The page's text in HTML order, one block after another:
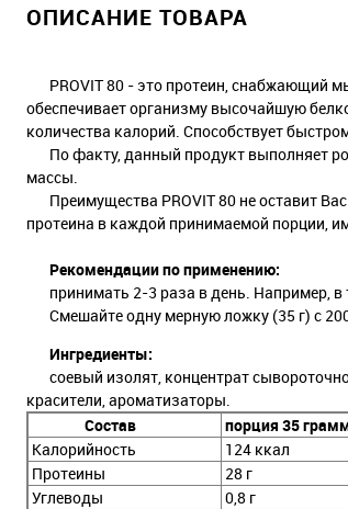
ОПИСАНИЕ ТОВАРА
PROVIT 80 - это протеин, снабжающий
обеспечивает организму высочайшую
количества калорий. Способствует
По факту, данный продукт выполняет
массы.
Преимущества PROVIT 80 не оставит
протеина в каждой принимаемой порции,
Рекомендации по применению:
принимать 2-3 раза в день. Например, в
Смешайте одну мерную ложку (35 г) с
Ингредиенты:
соевый изолят, концентрат
красители, ароматизаторы.
Состав
порция 35
Калорийность
124 ккал
Протеины
28 г
Углеводы
0,8 г